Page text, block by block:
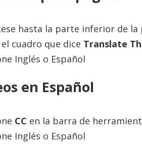
Translate this
Powered by
Contact Us About Us
hasta la parte inferior de la
cuadro que dice Translate
Inglés o Español
en Español
CC en la barra de
Inglés o Español